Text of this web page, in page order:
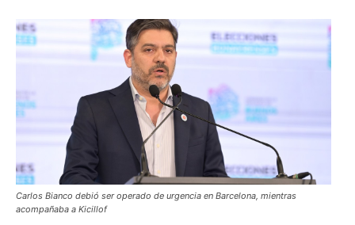
Carlos Bianco debió ser operado de urgencia en Barcelona, mientras
acompañaba a Kicillof